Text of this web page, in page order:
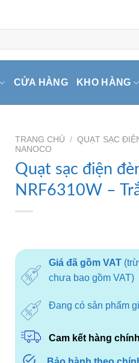
CỬA HÀNG KHO HÀNG
TRANG CHỦ / QUẠT SẠC
NANOCO
Quạt sạc điện
NRF6310W –
Giá đã gồm VAT(trừ
chưa bao gồm VAT)
Đang có sản phẩm
Cam kết hàng